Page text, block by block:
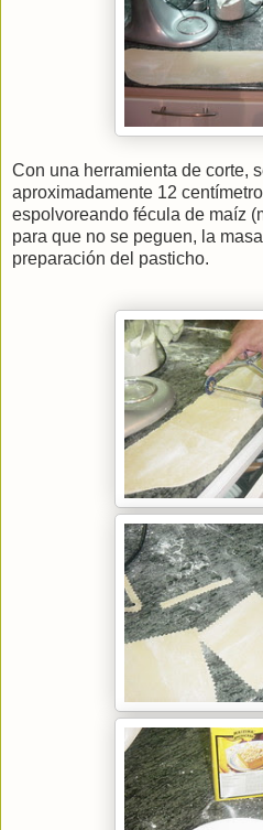
Con una herramienta de corte,
aproximadamente 12
espolvoreando fécula de maíz
para que no se peguen, la
preparación del pasticho.